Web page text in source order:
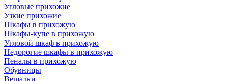
Угловые прихожие
Узкие прихожие
Шкафы в прихожую
Шкафы-купе в прихожую
Угловой шкаф в прихожую
Недорогие шкафы в прихожую
Пеналы в прихожую
Обувницы
Вешалки